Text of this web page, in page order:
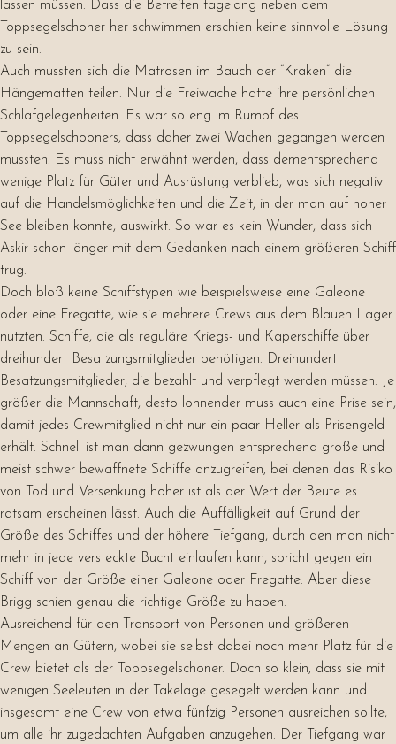
lassen müssen. Dass die Befreiten tagelang neben dem
Toppsegelschoner her schwimmen erschien keine sinnvolle Lösung
zu sein.
Auch mussten sich die Matrosen im Bauch der “Kraken” die
Hängematten teilen. Nur die Freiwache hatte ihre persönlichen
Schlafgelegenheiten. Es war so eng im Rumpf des
Toppsegelschooners, dass daher zwei Wachen gegangen werden
mussten. Es muss nicht erwähnt werden, dass dementsprechend
wenige Platz für Güter und Ausrüstung verblieb, was sich negativ
auf die Handelsmöglichkeiten und die Zeit, in der man auf hoher
See bleiben konnte, auswirkt. So war es kein Wunder, dass sich
Askir schon länger mit dem Gedanken nach einem größeren Schiff
trug.
Doch bloß keine Schiffstypen wie beispielsweise eine Galeone
oder eine Fregatte, wie sie mehrere Crews aus dem Blauen Lager
nutzten. Schiffe, die als reguläre Kriegs- und Kaperschiffe über
dreihundert Besatzungsmitglieder benötigen. Dreihundert
Besatzungsmitglieder, die bezahlt und verpflegt werden müssen. Je
größer die Mannschaft, desto lohnender muss auch eine Prise sein,
damit jedes Crewmitglied nicht nur ein paar Heller als Prisengeld
erhält. Schnell ist man dann gezwungen entsprechend große und
meist schwer bewaffnete Schiffe anzugreifen, bei denen das Risiko
von Tod und Versenkung höher ist als der Wert der Beute es
ratsam erscheinen lässt. Auch die Auffälligkeit auf Grund der
Größe des Schiffes und der höhere Tiefgang, durch den man nicht
mehr in jede versteckte Bucht einlaufen kann, spricht gegen ein
Schiff von der Größe einer Galeone oder Fregatte. Aber diese
Brigg schien genau die richtige Größe zu haben.
Ausreichend für den Transport von Personen und größeren
Mengen an Gütern, wobei sie selbst dabei noch mehr Platz für die
Crew bietet als der Toppsegelschoner. Doch so klein, dass sie mit
wenigen Seeleuten in der Takelage gesegelt werden kann und
insgesamt eine Crew von etwa fünfzig Personen ausreichen sollte,
um alle ihr zugedachten Aufgaben anzugehen. Der Tiefgang war